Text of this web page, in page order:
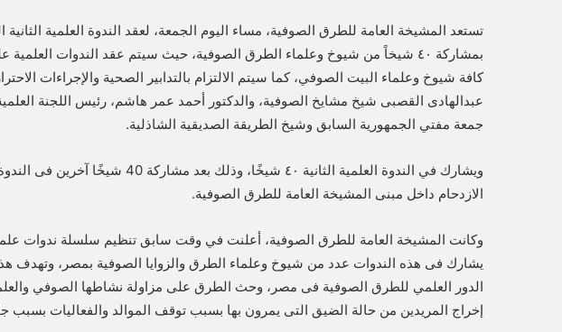
تستعد المشيخة العامة للطرق الصوفية، مساء اليوم الجمعة، لعقد الندوة العلمية
بمشاركة ٤٠ شيخاً من شيوخ وعلماء الطرق الصوفية، حيث سيتم عقد الندوات
كافة شيوخ وعلماء البيت الصوفي، كما سيتم الالتزام بالتدابير الصحية والإجراءات
عبدالهادى القصبى شيخ مشايخ الصوفية، والدكتور أحمد عمر هاشم، رئيس اللجنة
جمعة مفتي الجمهورية السابق وشيخ الطريقة الصديقية الشاذلية.
ويشارك في الندوة العلمية الثانية ٤٠
الازدحام داخل مبنى المشيخة العامة للطرق الصوفية.
وكانت المشيخة العامة للطرق الصوفية، أعلنت في وقت سابق تنظيم سلسلة ندوات
يشارك فى هذه الندوات عدد من شيوخ وعلماء الطرق والزوايا الصوفية بمصر، وتهدف
الدور العلمي للطرق الصوفية فى مصر، وحث الطرق على مزاولة نشاطها الصوفي
إخراج المريدين من حالة الضيق التى يمرون بها بسبب توقف الموالد والفعاليات بسبب